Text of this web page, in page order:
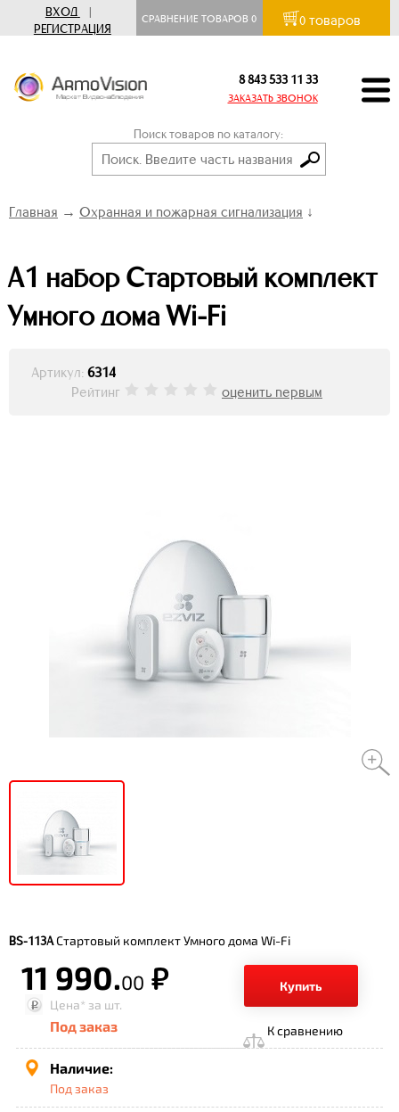
ВХОД
|
РЕГИСТРАЦИЯ
СРАВНЕНИЕ ТОВАРОВ0 0 товаров
8 843 533 11 33
ЗАКАЗАТЬ ЗВОНОК
Поиск товаров по каталогу:
Главная → Охранная и пожарная сигнализация ↓
А1 набор Стартовый комплект
Умного дома Wi-Fi
Артикул: 6314
Рейтинг
оценить первым
BS-113AСтартовый комплект Умного дома Wi-Fi
11 990.00 р.
Купить
Цена* за шт.
Под заказ К сравнению
Наличие:
Под заказ